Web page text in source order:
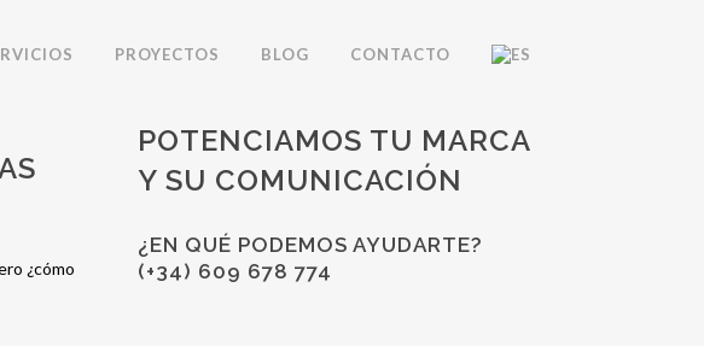
PROYECTOS BLOG CONTACTO
¿cómo
POTENCIAMOS TU MARCA
Y SU COMUNICACIÓN
¿EN QUÉ PODEMOS AYUDARTE?
(+34) 609 678 774